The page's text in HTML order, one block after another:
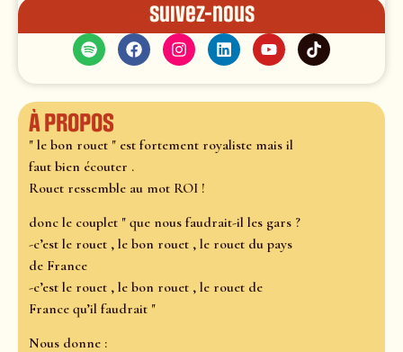
Suivez-nous
À propos
" le bon rouet " est fortement royaliste mais il
faut bien écouter .
Rouet ressemble au mot ROI !
donc le couplet " que nous faudrait-il les gars ?
-c’est le rouet , le bon rouet , le rouet du pays
de France
-c’est le rouet , le bon rouet , le rouet de
France qu’il faudrait "
Nous donne :